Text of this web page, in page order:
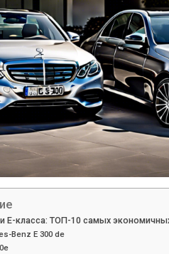
E-класса: ТОП-10 самых
Benz E 300 de